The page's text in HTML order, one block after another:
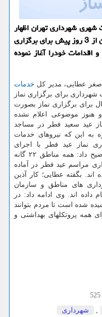
شهرداری تهران اظهار
داشت: همه مناطق 22 گانه شهر تهران از 3 روز پیش برای برگزاری
خودرا آغاز نموده
عطایی، مدیر کل خدمات
برای برگزاری نماز
برای برگزاری نماز بصورت
هنوز موضوعی اعلام نشده
عید سعید فطر در مساجد
به این که نیروهای خدمات
نماز عید فطر با اجرای
پروتکلهای بهداشتی آمادگی دارند، توضیح داد: همه مناطق ۲۲ گانه
برگزاری مراسم عید فطر در آماده
اند. بگفته عطایی؛ کار آذین
های مناطق و سازمان
داده اند. وی ادامه داد: در
شده است تا مردم بتوانند
همه پروتکلهای بهداشتی و
525
, شهرداری